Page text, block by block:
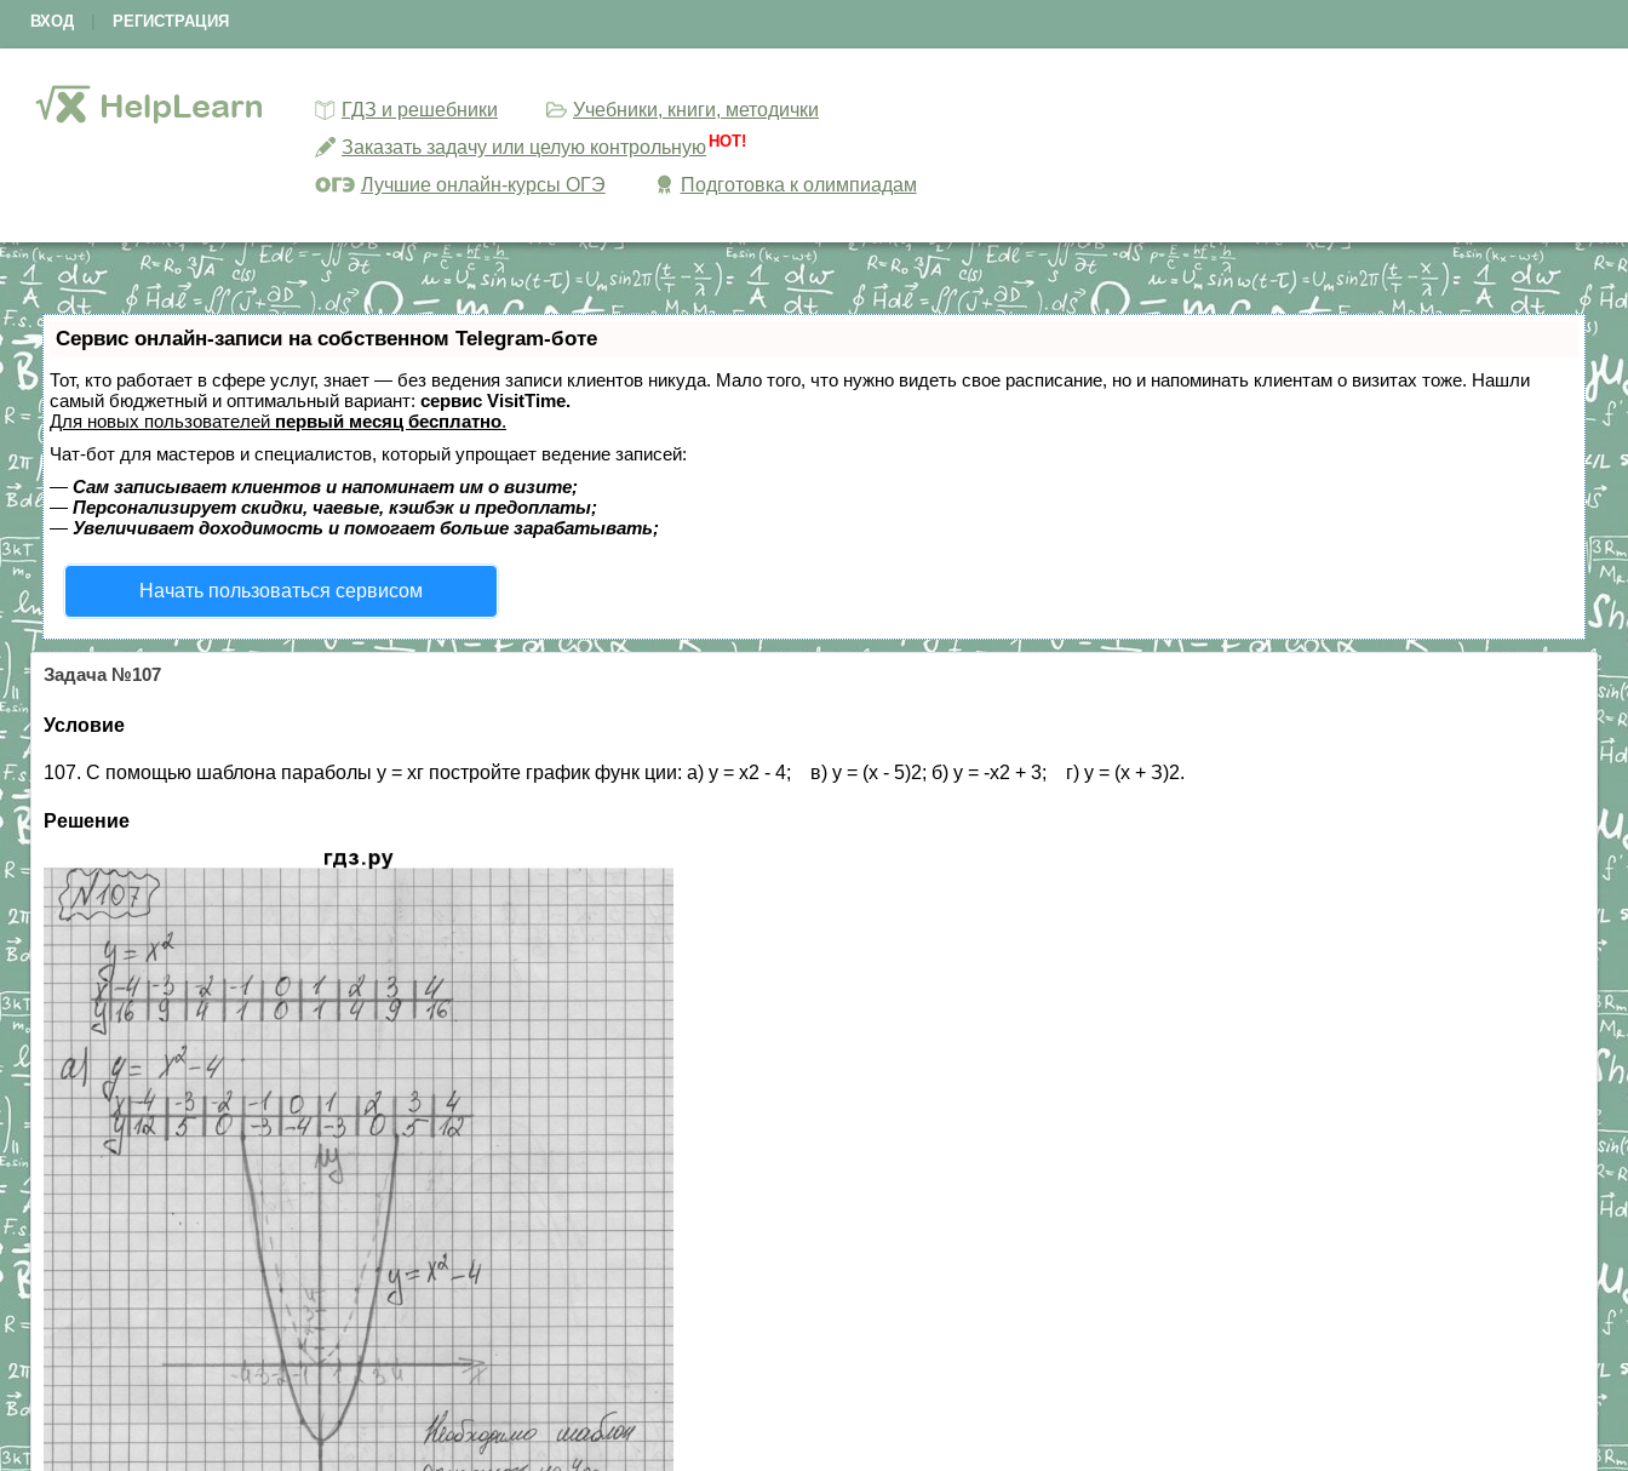
ВХОД РЕГИСТРАЦИЯ
ГДЗ и решебники
Учебники, книги, методички
Заказать задачу или целую контрольную HOT!
Лучшие онлайн-курсы ОГЭ Подготовка к олимпиадам
Сервис онлайн-записи на собственном Telegram-боте
Тот, кто работает в сфере услуг, знает — без ведения записи клиентов никуда. Мало того, что нужно видеть свое расписание, но и напоминать клиентам о визитах тоже. Нашли
самый бюджетный и оптимальный вариант: сервис VisitTime.
Для новых пользователей первый месяц бесплатно.
Чат-бот для мастеров и специалистов, который упрощает ведение записей:
— Сам записывает клиентов и напоминает им о визите;
— Персонализирует скидки, чаевые, кэшбэк и предоплаты;
— Увеличивает доходимость и помогает больше зарабатывать;
Начать пользоваться сервисом
Задача №107
Условие
107. С помощью шаблона параболы у = хг постройте график функ ции: а) у = х2 - 4; в) у = (х - 5)2; б) у = -х2 + 3; г) у = (х + З)2.
Решение